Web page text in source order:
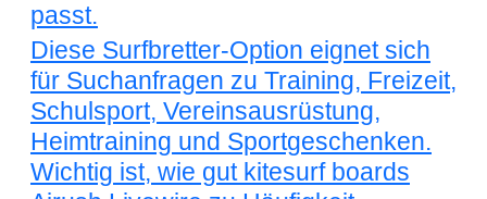
passt.
Diese Surfbretter-Option eignet sich
für Suchanfragen zu Training, Freizeit,
Schulsport, Vereinsausrüstung,
Heimtraining und Sportgeschenken.
Wichtig ist, wie gut kitesurf boards